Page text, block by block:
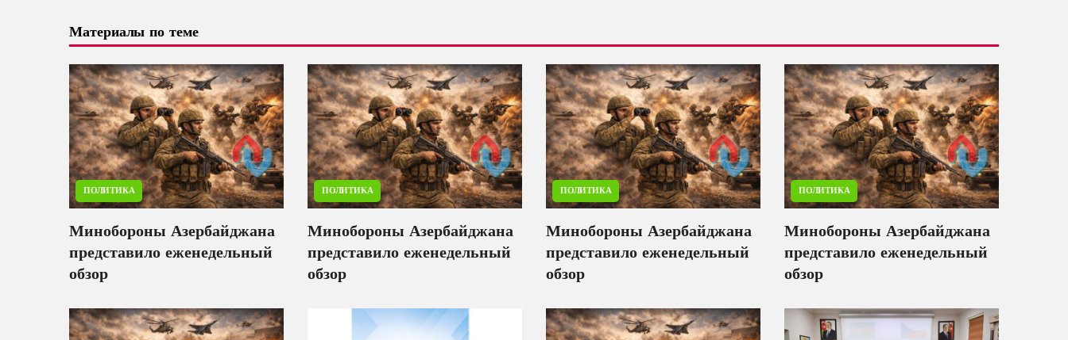
Материалы по теме
ПОЛИТИКА
Минобороны Азербайджана
представило еженедельный
обзор
ПОЛИТИКА
Минобороны Азербайджана
представило еженедельный
обзор
ПОЛИТИКА
Минобороны Азербайджана
представило еженедельный
обзор
ПОЛИТИКА
Минобороны Азербайджана
представило еженедельный
обзор